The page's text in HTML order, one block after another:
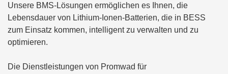
Unsere BMS-Lösungen ermöglichen es Ihnen, die
Lebensdauer von Lithium-Ionen-Batterien, die in BESS
zum Einsatz kommen, intelligent zu verwalten und zu
optimieren.
Die Dienstleistungen von Promwad für